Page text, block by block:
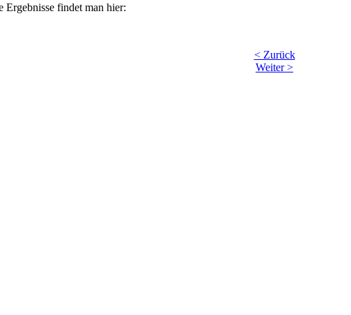
Ergebnisse findet man hier:
< Zurück
Weiter >